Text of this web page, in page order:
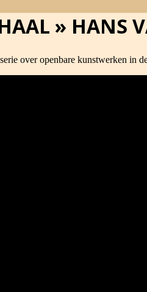
» HANS
over openbare kunstwerken in